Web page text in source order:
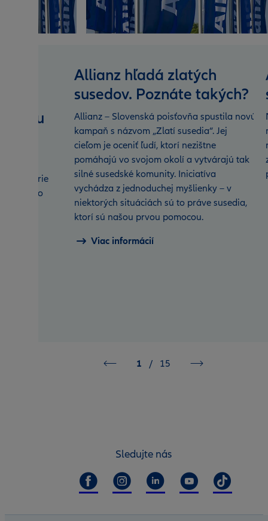
môžu
kancelárie
do
Allianz hľadá zlatých
susedov. Poznáte takých?
Allianz – Slovenská poisťovňa spustila novú
kampaň s názvom „Zlatí susedia“. Jej
cieľom je oceniť ľudí, ktorí nezištne
pomáhajú vo svojom okolí a vytvárajú tak
silné susedské komunity. Iniciatíva
vychádza z jednoduchej myšlienky – v
niektorých situáciách sú to práve susedia,
ktorí sú našou prvou pomocou.
Viac informácií
1 / 15
Sledujte nás